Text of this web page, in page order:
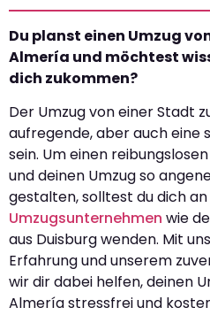
Du planst einen Umzug
Almería und möchtest
dich zukommen?
Der Umzug von einer Stadt
aufregende, aber auch eine
sein. Um einen
und deinen Umzug so
gestalten, solltest du dich
Umzugsunternehmen wie
aus Duisburg wenden. Mit
Erfahrung und unserem
wir dir dabei helfen, deinen
Almería stressfrei und